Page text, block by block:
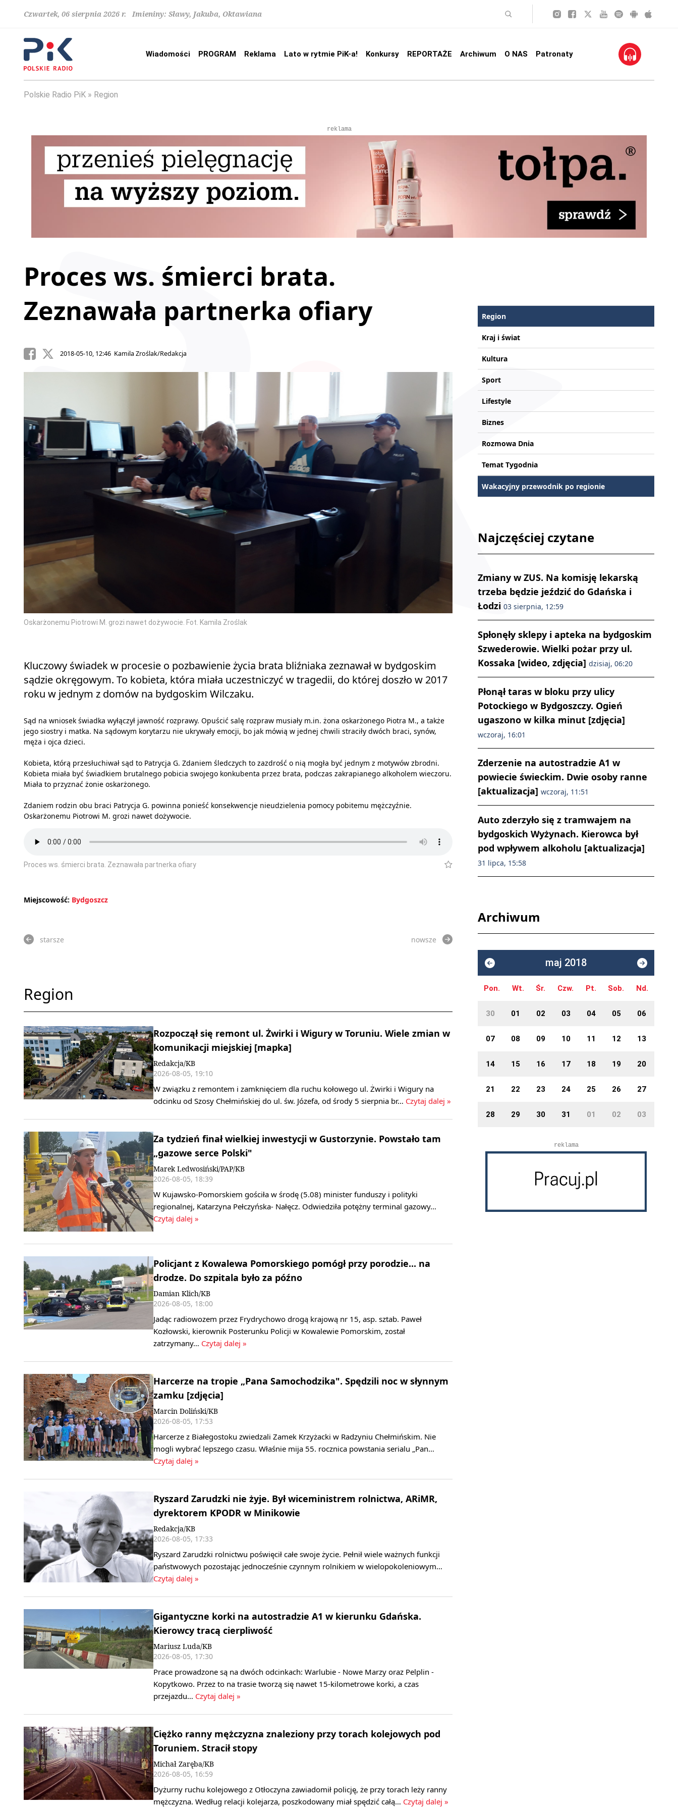
Czwartek, 06 sierpnia 2026 r. Imieniny: Sławy, Jakuba, Oktawiana
Wiadomości PROGRAM Reklama Lato w rytmie PiK-a! Konkursy REPORTAŻE Archiwum O NAS Patronaty
Polskie Radio PiK Region
reklama
Proces ws. śmierci brata.
Zeznawała partnerka ofiary
2018-05-10, 12:46 Kamila Zroślak/Redakcja
Oskarżonemu Piotrowi M. grozi nawet dożywocie. Fot. Kamila Zroślak
Kluczowy świadek w procesie o pozbawienie życia brata bliźniaka zeznawał w bydgoskim
sądzie okręgowym. To kobieta, która miała uczestniczyć w tragedii, do której doszło w 2017
roku w jednym z domów na bydgoskim Wilczaku.
Sąd na wniosek świadka wyłączył jawność rozprawy. Opuścić salę rozpraw musiały m.in. żona oskarżonego Piotra M., a także
jego siostry i matka. Na sądowym korytarzu nie ukrywały emocji, bo jak mówią w jednej chwili straciły dwóch braci, synów,
męża i ojca dzieci.
Kobieta, którą przesłuchiwał sąd to Patrycja G. Zdaniem śledczych to zazdrość o nią mogła być jednym z motywów zbrodni.
Kobieta miała być świadkiem brutalnego pobicia swojego konkubenta przez brata, podczas zakrapianego alkoholem wieczoru.
Miała to przyznać żonie oskarżonego.
Zdaniem rodzin obu braci Patrycja G. powinna ponieść konsekwencje nieudzielenia pomocy pobitemu mężczyźnie.
Oskarżonemu Piotrowi M. grozi nawet dożywocie.
Proces ws. śmierci brata. Zeznawała partnerka ofiary
Miejscowość: Bydgoszcz
starsze nowsze
Region
Rozpoczął się remont ul. Żwirki i Wigury w Toruniu. Wiele zmian w
komunikacji miejskiej [mapka]
Redakcja/KB
2026-08-05, 19:10
W związku z remontem i zamknięciem dla ruchu kołowego ul. Żwirki i Wigury na
odcinku od Szosy Chełmińskiej do ul. św. Józefa, od środy 5 sierpnia br… Czytaj dalej »
Za tydzień finał wielkiej inwestycji w Gustorzynie. Powstało tam
„gazowe serce Polski"
Marek Ledwosiński/PAP/KB
2026-08-05, 18:39
W Kujawsko-Pomorskiem gościła w środę (5.08) minister funduszy i polityki
regionalnej, Katarzyna Pełczyńska- Nałęcz. Odwiedziła potężny terminal gazowy…
Czytaj dalej »
Policjant z Kowalewa Pomorskiego pomógł przy porodzie... na
drodze. Do szpitala było za późno
Damian Klich/KB
2026-08-05, 18:00
Jadąc radiowozem przez Frydrychowo drogą krajową nr 15, asp. sztab. Paweł
Kozłowski, kierownik Posterunku Policji w Kowalewie Pomorskim, został
zatrzymany… Czytaj dalej »
Harcerze na tropie „Pana Samochodzika". Spędzili noc w słynnym
zamku [zdjęcia]
Marcin Doliński/KB
2026-08-05, 17:53
Harcerze z Białegostoku zwiedzali Zamek Krzyżacki w Radzyniu Chełmińskim. Nie
mogli wybrać lepszego czasu. Właśnie mija 55. rocznica powstania serialu „Pan…
Czytaj dalej »
Ryszard Zarudzki nie żyje. Był wiceministrem rolnictwa, ARiMR,
dyrektorem KPODR w Minikowie
Redakcja/KB
2026-08-05, 17:33
Ryszard Zarudzki rolnictwu poświęcił całe swoje życie. Pełnił wiele ważnych funkcji
państwowych pozostając jednocześnie czynnym rolnikiem w wielopokoleniowym…
Czytaj dalej »
Gigantyczne korki na autostradzie A1 w kierunku Gdańska.
Kierowcy tracą cierpliwość
Mariusz Luda/KB
2026-08-05, 17:30
Prace prowadzone są na dwóch odcinkach: Warlubie - Nowe Marzy oraz Pelplin -
Kopytkowo. Przez to na trasie tworzą się nawet 15-kilometrowe korki, a czas
przejazdu… Czytaj dalej »
Ciężko ranny mężczyzna znaleziony przy torach kolejowych pod
Toruniem. Stracił stopy
Michał Zaręba/KB
2026-08-05, 16:59
Dyżurny ruchu kolejowego z Otłoczyna zawiadomił policję, że przy torach leży ranny
mężczyzna. Według relacji kolejarza, poszkodowany miał spędzić całą… Czytaj dalej »
Region
Kraj i świat
Kultura
Sport
Lifestyle
Biznes
Rozmowa Dnia
Temat Tygodnia
Wakacyjny przewodnik po regionie
Najczęściej czytane
Zmiany w ZUS. Na komisję lekarską
trzeba będzie jeździć do Gdańska i
Łodzi 03 sierpnia, 12:59
Spłonęły sklepy i apteka na bydgoskim
Szwederowie. Wielki pożar przy ul.
Kossaka [wideo, zdjęcia] dzisiaj, 06:20
Płonął taras w bloku przy ulicy
Potockiego w Bydgoszczy. Ogień
ugaszono w kilka minut [zdjęcia]
wczoraj, 16:01
Zderzenie na autostradzie A1 w
powiecie świeckim. Dwie osoby ranne
[aktualizacja] wczoraj, 11:51
Auto zderzyło się z tramwajem na
bydgoskich Wyżynach. Kierowca był
pod wpływem alkoholu [aktualizacja]
31 lipca, 15:58
Archiwum
maj 2018
Pon. Wt. Śr. Czw. Pt. Sob. Nd.
30 01 02 03 04 05 06
07 08 09 10 11 12 13
14 15 16 17 18 19 20
21 22 23 24 25 26 27
28 29 30 31 01 02 03
reklama